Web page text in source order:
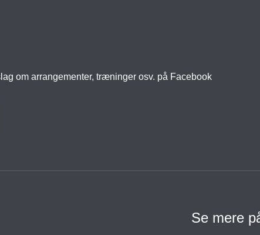
om arrangementer, træninger osv. på Facebook
Se mere